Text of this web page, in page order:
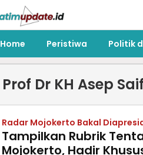
Home Peristiwa Politik
Prof Dr KH Asep
Radar Mojokerto Bakal
Tampilkan Rubrik
Mojokerto, Hadir